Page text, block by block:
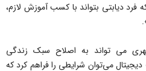
دیابتی بتواند با کسب آموزش لازم،
می تواند به اصلاح سبک زندگی
دیجیتال می‌توان شرایطی را فراهم کرد که